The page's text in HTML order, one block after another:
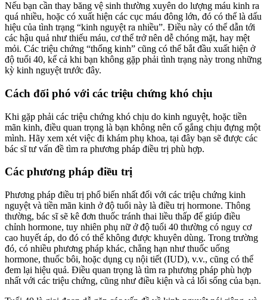
Nếu bạn cần thay băng vệ sinh thường xuyên do lượng máu kinh ra
quá nhiều, hoặc có xuất hiện các cục máu đông lớn, đó có thể là dấu
hiệu của tình trạng “kinh nguyệt ra nhiều”. Điều này có thể dẫn tới
các hậu quả như thiếu máu, cơ thể trở nên dễ chóng mặt, hay mệt
mỏi. Các triệu chứng “thống kinh” cũng có thể bắt đầu xuất hiện ở
độ tuổi 40, kể cả khi bạn không gặp phải tình trạng này trong những
kỳ kinh nguyệt trước đây.
Cách đối phó với các triệu chứng khó chịu
Khi gặp phải các triệu chứng khó chịu do kinh nguyệt, hoặc tiền
mãn kinh, điều quan trọng là bạn không nên cố gắng chịu đựng một
mình. Hãy xem xét việc đi khám phụ khoa, tại đây bạn sẽ được các
bác sĩ tư vấn đề tìm ra phương pháp điều trị phù hợp.
Các phương pháp điều trị
Phương pháp điều trị phổ biến nhất đối với các triệu chứng kinh
nguyệt và tiền mãn kinh ở độ tuổi này là điều trị hormone. Thông
thường, bác sĩ sẽ kê đơn thuốc tránh thai liều thấp để giúp điều
chỉnh hormone, tuy nhiên phụ nữ ở độ tuổi 40 thường có nguy cơ
cao huyết áp, do đó có thể không được khuyên dùng. Trong trường
đó, có nhiều phương pháp khác, chẳng hạn như thuốc uống
hormone, thuốc bôi, hoặc dụng cụ nội tiết (IUD), v.v., cũng có thể
đem lại hiệu quả. Điều quan trọng là tìm ra phương pháp phù hợp
nhất với các triệu chứng, cũng như điều kiện và cả lối sống của bạn.